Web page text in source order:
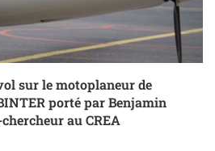
sur le motoplaneur de
porté par Benjamin
au CREA